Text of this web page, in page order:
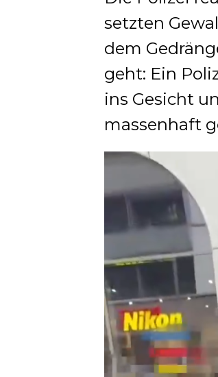
setzten
dem
geht: Ein
ins Gesicht
massenhaft